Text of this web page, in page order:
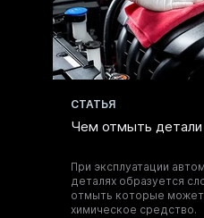
Получите
моющим
и
CТАТЬЯ
Чем отмыть детали
При эксплуатации
деталях образуется
отмыть которые
химическое средство.